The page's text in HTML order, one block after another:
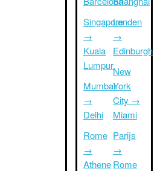
Singapore
→
Kuala
Lumpur
Mumbai
→
Delhi
Rome
→
Athene
Londen
→
Edinburgh
New
York
City →
Miami
Parijs
→
Rome